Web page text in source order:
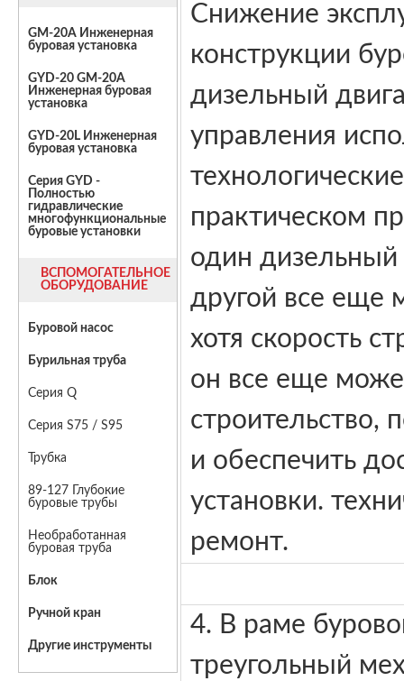
GM-20A Инженерная
буровая установка
GYD-20 GM-20A
Инженерная буровая
установка
GYD-20L Инженерная
буровая установка
Серия GYD -
Полностью
гидравлические
многофункциональные
буровые установки
ВСПОМОГАТЕЛЬНОЕ
ОБОРУДОВАНИЕ
Буровой насос
Бурильная труба
Серия Q
Серия S75 / S95
Трубка
89-127 Глубокие
буровые трубы
Необработанная
буровая труба
Блок
Ручной кран
Другие инструменты
Снижение
конструкции
дизельный
управления
практическом
один дизельный
другой все еще
хотя скорость
он все еще
строительство,
и обеспечить
установки.
ремонт.
4. В раме
треугольный